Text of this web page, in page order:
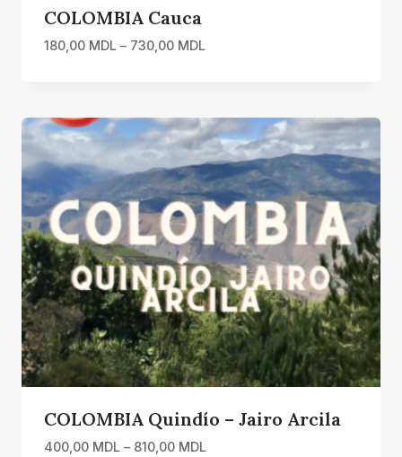
COLOMBIA Cauca
180,00 MDL – 730,00 MDLInterval
până
la
730,00 MDL
COLOMBIA Quindío – Jairo Arcila
400,00 MDL – 810,00 MDLInterval